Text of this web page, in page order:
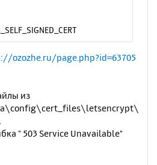
ozozhe.ru/page.php?id=63705
из
" 503 Service Unavailable"